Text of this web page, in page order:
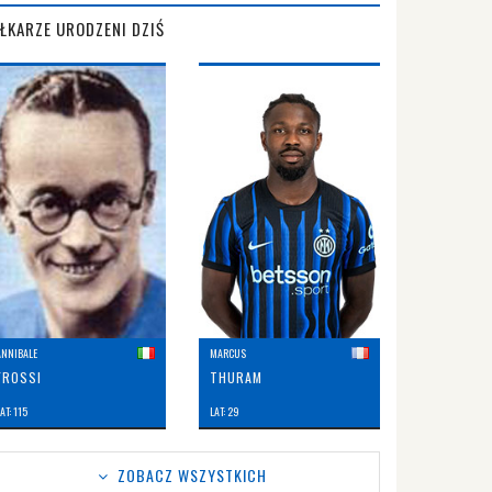
URODZENI DZIŚ
115
MARCUS
THURAM
LAT: 29
ZOBACZ WSZYSTKICH